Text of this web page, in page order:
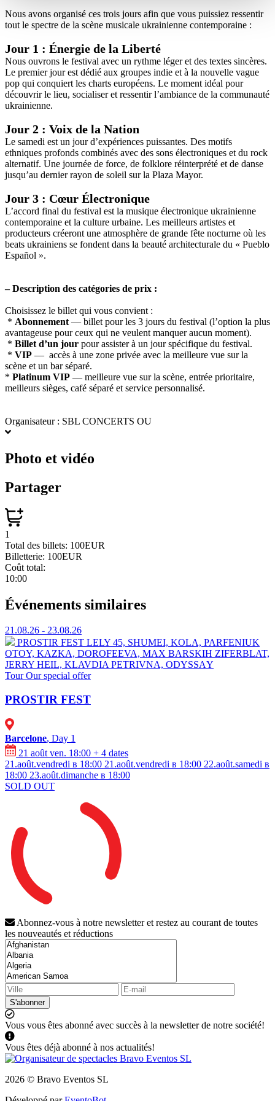
Nous avons organisé ces trois jours afin que vous puissiez ressentir
tout le spectre de la scène musicale ukrainienne contemporaine :
Jour 1 : Énergie de la Liberté
Nous ouvrons le festival avec un rythme léger et des textes sincères.
Le premier jour est dédié aux groupes indie et à la nouvelle vague
pop qui conquiert les charts européens. Le moment idéal pour
découvrir le lieu, socialiser et ressentir l’ambiance de la communauté
ukrainienne.
Jour 2 : Voix de la Nation
Le samedi est un jour d’expériences puissantes. Des motifs
ethniques profonds combinés avec des sons électroniques et du rock
alternatif. Une journée de force, de folklore réinterprété et de danse
jusqu’au dernier rayon de soleil sur la Plaza Mayor.
Jour 3 : Cœur Électronique
L’accord final du festival est la musique électronique ukrainienne
contemporaine et la culture urbaine. Les meilleurs artistes et
producteurs créeront une atmosphère de grande fête nocturne où les
beats ukrainiens se fondent dans la beauté architecturale du « Pueblo
Español ».
– Description des catégories de prix :
Choisissez le billet qui vous convient :
* Abonnement — billet pour les 3 jours du festival (l’option la plus
avantageuse pour ceux qui ne veulent manquer aucun moment).
* Billet d’un jour pour assister à un jour spécifique du festival.
* VIP — accès à une zone privée avec la meilleure vue sur la
scène et un bar séparé.
* Platinum VIP — meilleure vue sur la scène, entrée prioritaire,
meilleurs sièges, café séparé et service personnalisé.
Organisateur : SBL CONCERTS OU
Photo et vidéo
Partager
1
Total des billets: 100EUR
Billetterie: 100EUR
Coût total:
10:00
Événements similaires
21.08.26 - 23.08.26
PROSTIR FEST ⁠LELY 45, ⁠SHUMEI,⁠ ⁠KOLA, ⁠⁠PARFENIUK
OTOY, KAZKA, DOROFEEVA, MAX BARSKIH ⁠ZIFERBLAT,
⁠JERRY HEIL, ⁠⁠KLAVDIA PETRIVNA, ⁠ODYSSАY
Tour Our special offer
PROSTIR FEST
Barcelone, Day 1
21 août ven. 18:00 + 4 dates
21.août.vendredi в 18:00 21.août.vendredi в 18:00 22.août.samedi в
18:00 23.août.dimanche в 18:00
SOLD OUT
Abonnez-vous à notre newsletter et restez au courant de toutes
les nouveautés et réductions
S'abonner
Vous vous êtes abonné avec succès à la newsletter de notre société!
Vous êtes déjà abonné à nos actualités!
2026 © Bravo Eventos SL